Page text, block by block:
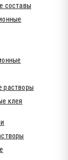
составы
растворы
клея